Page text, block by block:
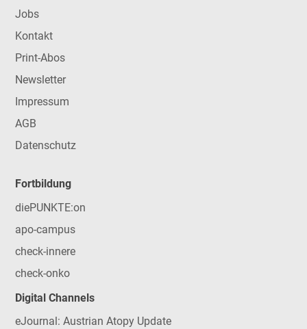
Jobs
Kontakt
Print-Abos
Newsletter
Impressum
AGB
Datenschutz
Fortbildung
diePUNKTE:on
apo-campus
check-innere
check-onko
Digital Channels
eJournal: Austrian Atopy Update